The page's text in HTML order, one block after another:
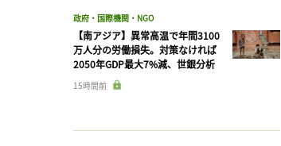
政府・国際機関・NGO
【南アジア】異常高温で年間3100
万人分の労働損失。対策なければ
2050年GDP最大7%減、世銀分析
15時間前